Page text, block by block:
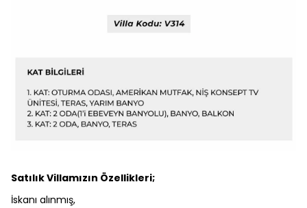
Satılık Villamızın Özellikleri;
İskanı alınmış,